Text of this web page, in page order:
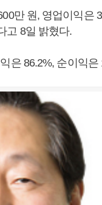
만 원, 영업이익은
고 8일 밝혔다.
은 86.2%, 순이익은